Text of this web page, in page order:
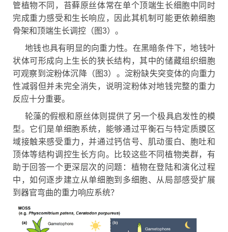
管植物不同，苔藓原丝体常在单个顶端生长细胞中同时
完成重力感受和生长响应，因此其机制可能更依赖细胞
骨架和顶端生长调控（图3）。
地钱也具有明显的向重力性。在黑暗条件下，地钱叶
状体可形成向上生长的狭长结构，其中的储藏组织细胞
可观察到淀粉体沉降（图3）。淀粉缺失突变体的向重力
性减弱但并未完全消失，说明淀粉体对地钱完整的重力
反应十分重要。
轮藻的假根和原丝体则提供了另一个极具启发性的模
型。它们是单细胞系统，能够通过平衡石与特定质膜区
域接触来感受重力，并通过钙信号、肌动蛋白、胞吐和
顶体等结构调控生长方向。比较这些不同植物类群，有
助于回答一个更深层次的问题：植物在登陆和演化过程
中，如何逐步建立从单细胞到多细胞、从局部感受扩展
到器官弯曲的重力响应系统？